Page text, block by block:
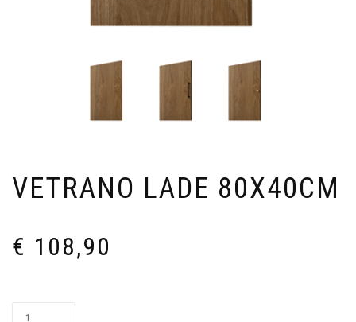
VETRANO LADE 80X40CM
€ 108,90